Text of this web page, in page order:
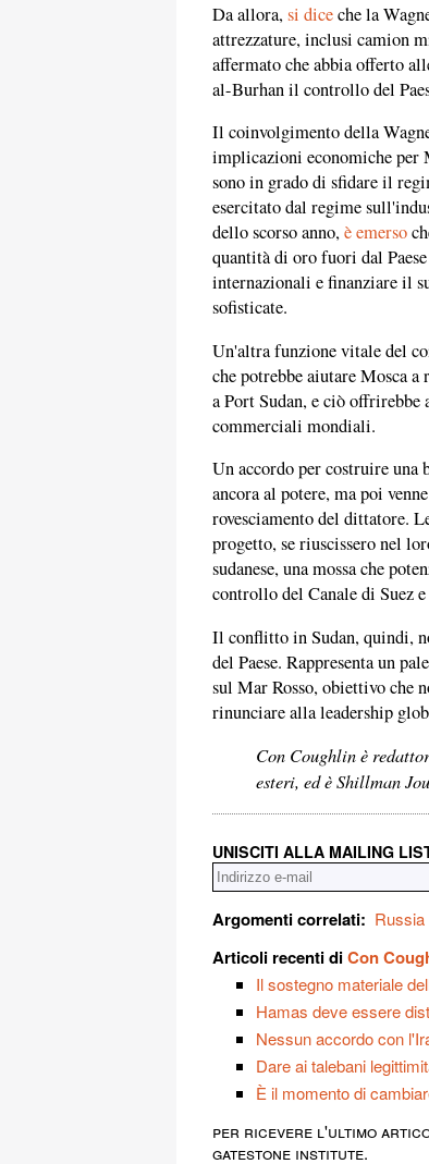
Da allora,si diceche la
attrezzature, inclusi camion
affermato che abbia offerto
al-Burhan il controllo del
Il coinvolgimento della
implicazioni economiche
sono in grado di sfidare il
esercitato dal regime
dello scorso anno,è emerso
quantità di oro fuori dal
internazionali e finanziare il
sofisticate.
Un'altra funzione vitale del
che potrebbe aiutare Mosca
a Port Sudan, e ciò
commerciali mondiali.
Un accordo per costruire una
ancora al potere, ma poi
rovesciamento del dittatore.
progetto, se riuscissero nel
sudanese, una mossa che
controllo del Canale di Suez
Il conflitto in Sudan, quindi,
del Paese. Rappresenta un
sul Mar Rosso, obiettivo che
rinunciare alla leadership
Con Coughlin è
esteri, ed è Shillman
UNISCITI ALLA MAILING
Argomenti correlati: Russia
Articoli recenti diCon
Il sostegno materiale
Hamas deve essere
Nessun accordo con
Dare ai talebani
È il momento di
per ricevere l'ultimo
gatestone institute.